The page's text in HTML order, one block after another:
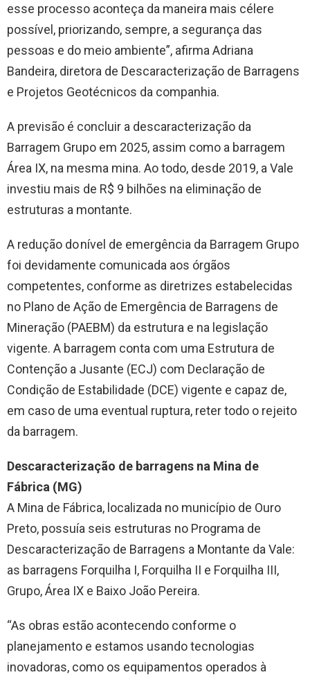
esse processo aconteça da maneira mais célere
possível, priorizando, sempre, a segurança das
pessoas e do meio ambiente”, afirma Adriana
Bandeira, diretora de Descaracterização de Barragens
e Projetos Geotécnicos da companhia.
A previsão é concluir a descaracterização da
Barragem Grupo em 2025, assim como a barragem
Área IX, na mesma mina. Ao todo, desde 2019, a Vale
investiu mais de R$ 9 bilhões na eliminação de
estruturas a montante.
A redução do nível de emergência da Barragem Grupo
foi devidamente comunicada aos órgãos
competentes, conforme as diretrizes estabelecidas
no Plano de Ação de Emergência de Barragens de
Mineração (PAEBM) da estrutura e na legislação
vigente. A barragem conta com uma Estrutura de
Contenção a Jusante (ECJ) com Declaração de
Condição de Estabilidade (DCE) vigente e capaz de,
em caso de uma eventual ruptura, reter todo o rejeito
da barragem.
Descaracterização de barragens na Mina de
Fábrica (MG)
A Mina de Fábrica, localizada no município de Ouro
Preto, possuía seis estruturas no Programa de
Descaracterização de Barragens a Montante da Vale:
as barragens Forquilha I, Forquilha II e Forquilha III,
Grupo, Área IX e Baixo João Pereira.
“As obras estão acontecendo conforme o
planejamento e estamos usando tecnologias
inovadoras, como os equipamentos operados à